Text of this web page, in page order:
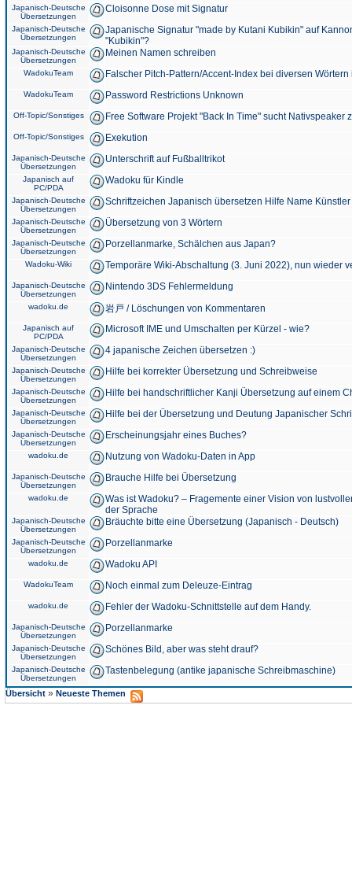
Japanisch-Deutsche
Übersetzungen
Cloisonne Dose mit Signatur
Japanisch-Deutsche
Übersetzungen
Japanische Signatur "made by Kutani Kubikin" auf
"Kubikin"?
Japanisch-Deutsche
Übersetzungen
Meinen Namen schreiben
WadokuTeam Falscher Pitch-Pattern/Accent-Index bei diversen
WadokuTeam Password Restrictions Unknown
Off-Topic/Sonstiges Free Software Projekt "Back In Time" sucht Nativspeaker
Off-Topic/Sonstiges Exekution
Japanisch-Deutsche
Übersetzungen
Unterschrift auf Fußballtrikot
Japanisch auf
PC/PDA
Wadoku für Kindle
Japanisch-Deutsche
Übersetzungen
Schriftzeichen Japanisch übersetzen Hilfe Name
Japanisch-Deutsche
Übersetzungen
Übersetzung von 3 Wörtern
Japanisch-Deutsche
Übersetzungen
Porzellanmarke, Schälchen aus Japan?
Wadoku-Wiki Temporäre Wiki-Abschaltung (3. Juni 2022), nun wieder
Japanisch-Deutsche
Übersetzungen
Nintendo 3DS Fehlermeldung
wadoku.de 岩戸 / Löschungen von Kommentaren
Japanisch auf
PC/PDA
Microsoft IME und Umschalten per Kürzel - wie?
Japanisch-Deutsche
Übersetzungen
4 japanische Zeichen übersetzen :)
Japanisch-Deutsche
Übersetzungen
Hilfe bei korrekter Übersetzung und Schreibweise
Japanisch-Deutsche
Übersetzungen
Hilfe bei handschriftlicher Kanji Übersetzung auf einem
Japanisch-Deutsche
Übersetzungen
Hilfe bei der Übersetzung und Deutung Japanischer
Japanisch-Deutsche
Übersetzungen
Erscheinungsjahr eines Buches?
wadoku.de Nutzung von Wadoku-Daten in App
Japanisch-Deutsche
Übersetzungen
Brauche Hilfe bei Übersetzung
wadoku.de
Was ist Wadoku? – Fragemente einer Vision von
der Sprache
Japanisch-Deutsche
Übersetzungen
Bräuchte bitte eine Übersetzung (Japanisch - Deutsch)
Japanisch-Deutsche
Übersetzungen
Porzellanmarke
wadoku.de Wadoku API
WadokuTeam Noch einmal zum Deleuze-Eintrag
wadoku.de Fehler der Wadoku-Schnittstelle auf dem Handy.
Japanisch-Deutsche
Übersetzungen
Porzellanmarke
Japanisch-Deutsche
Übersetzungen
Schönes Bild, aber was steht drauf?
Japanisch-Deutsche
Übersetzungen
Tastenbelegung (antike japanische Schreibmaschine)
Übersicht » Neueste Themen